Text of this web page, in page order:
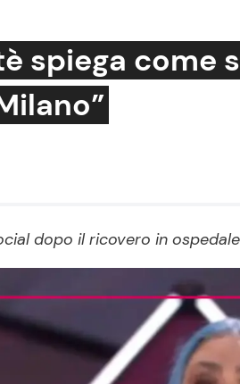
Benessere
Mondo Mamma
News benessere
Salute
Viaggi e Turismo
Festività
spiega come
dopo il ricovero in